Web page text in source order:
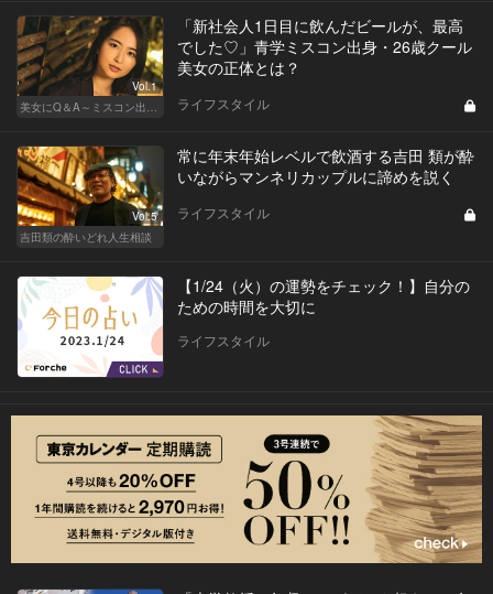
Vol.1
美女にQ＆A～ミスコン出身者の幸福論～
「新社会人1日目に飲んだビールが、最高
でした♡」青学ミスコン出身・26歳クール
美女の正体とは？
ライフスタイル
Vol.5
吉田類の酔いどれ人生相談
常に年末年始レベルで飲酒する吉田 類が酔
いながらマンネリカップルに諦めを説く
ライフスタイル
【1/24（火）の運勢をチェック！】自分の
ための時間を大切に
ライフスタイル